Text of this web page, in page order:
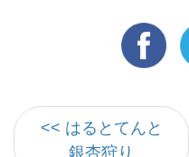
<< はるとてんと
銀杏狩り